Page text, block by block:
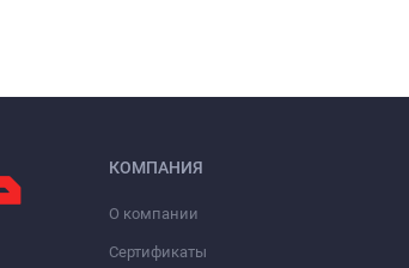
КОМПАНИЯ
О компании
Сертификаты